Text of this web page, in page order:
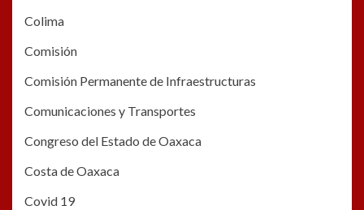
Colima
Comisión
Comisión Permanente de Infraestructuras
Comunicaciones y Transportes
Congreso del Estado de Oaxaca
Costa de Oaxaca
Covid 19